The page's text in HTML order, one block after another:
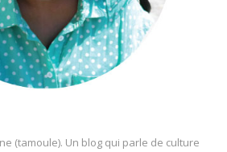
(tamoule). Un blog qui parle de culture